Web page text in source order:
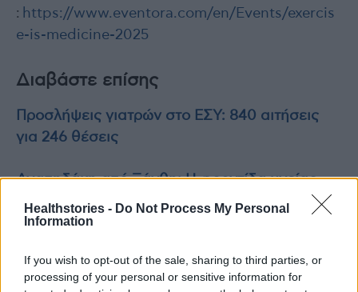
Healthstories - Do Not Process My Personal
Information
If you wish to opt-out of the sale, sharing to third parties, or
processing of your personal or sensitive information for
: https://www.eventora.com/en/Events/exercis
e-is-medicine-2025
Διαβάστε επίσης
Προσλήψεις γιατρών στο ΕΣΥ: 840 αιτήσεις
για 246 θέσεις
Αγαπηδάκη από Ξάνθη: Η φροντίδα υγείας
δεν πρέπει να γνωρίζει αποστάσεις
TAGS Αμερικανική Ιατρική Εταιρεία